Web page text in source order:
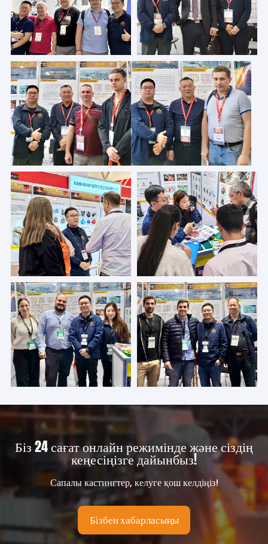
Біз 24 сағат онлайн режимінде және сіздің
кеңесіңізге дайынбыз!
Сапалы кастингтер, келуге қош келдіңіз!
Бізбен хабарласыңы